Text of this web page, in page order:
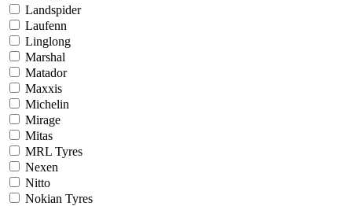
Landspider
Laufenn
Linglong
Marshal
Matador
Maxxis
Michelin
Mirage
Mitas
MRL Tyres
Nexen
Nitto
Nokian Tyres